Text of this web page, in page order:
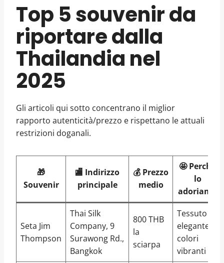
Top 5 souvenir da
riportare dalla
Thailandia nel
2025
Gli articoli qui sotto concentrano il miglior
rapporto autenticità/prezzo e rispettano le attuali
restrizioni doganali.
🎁
Souvenir
🏬 Indirizzo
principale
💰 Prezzo
medio
🤩 Perché
lo
adoriamo
Seta Jim
Thompson
Thai Silk
Company, 9
Surawong Rd.,
Bangkok
800 THB
la
sciarpa
Tessuto
elegante &
colori
vibranti ✨